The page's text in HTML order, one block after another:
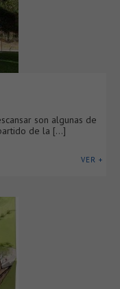
son algunas de
de la [...]
VER +